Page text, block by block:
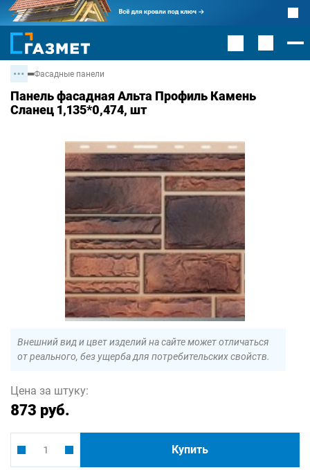
Фасадные панели
Панель фасадная Альта Профиль Камень
Сланец 1,135*0,474, шт
Внешний вид и цвет изделий на сайте может отличаться
от реального, без ущерба для потребительских свойств.
Цена за штуку:
873 руб.
Купить